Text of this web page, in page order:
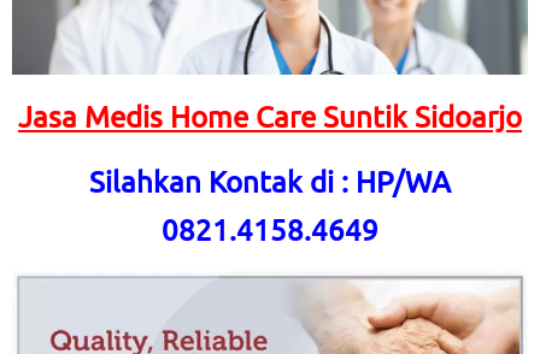
Jasa Medis Home Care Suntik Sidoarjo
Silahkan Kontak di : HP/WA
0821.4158.4649